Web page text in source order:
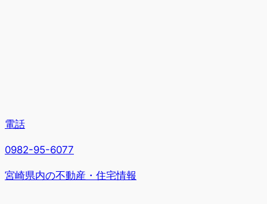
電話
0982-95-6077
宮崎県内の不動産・住宅情報